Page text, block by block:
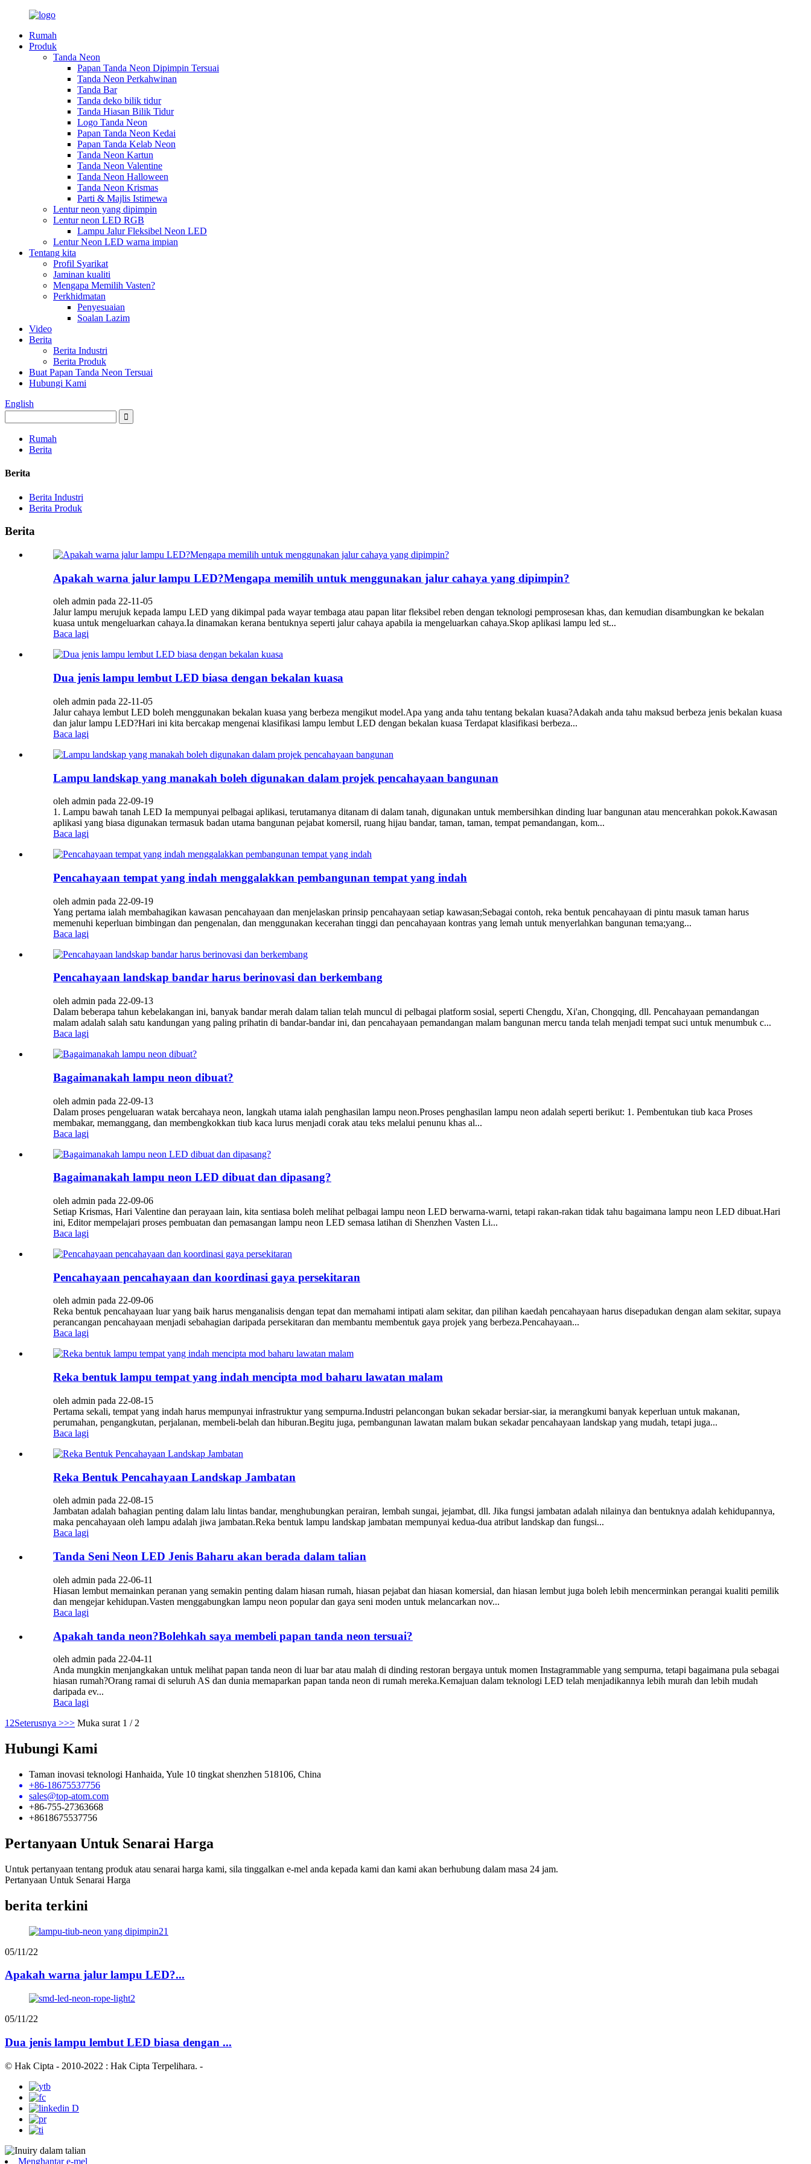
Rumah
Produk
Tanda Neon
Papan Tanda Neon Dipimpin Tersuai
Tanda Neon Perkahwinan
Tanda Bar
Tanda deko bilik tidur
Tanda Hiasan Bilik Tidur
Logo Tanda Neon
Papan Tanda Neon Kedai
Papan Tanda Kelab Neon
Tanda Neon Kartun
Tanda Neon Valentine
Tanda Neon Halloween
Tanda Neon Krismas
Parti & Majlis Istimewa
Lentur neon yang dipimpin
Lentur neon LED RGB
Lampu Jalur Fleksibel Neon LED
Lentur Neon LED warna impian
Tentang kita
Profil Syarikat
Jaminan kualiti
Mengapa Memilih Vasten?
Perkhidmatan
Penyesuaian
Soalan Lazim
Video
Berita
Berita Industri
Berita Produk
Buat Papan Tanda Neon Tersuai
Hubungi Kami
English
Rumah
Berita
Berita
Berita Industri
Berita Produk
Berita
Apakah warna jalur lampu LED?Mengapa memilih untuk menggunakan jalur cahaya yang dipimpin?
oleh admin pada 22-11-05
Jalur lampu merujuk kepada lampu LED yang dikimpal pada wayar tembaga atau papan litar fleksibel reben dengan teknologi pemprosesan khas, dan kemudian disambungkan ke bekalan
kuasa untuk mengeluarkan cahaya.Ia dinamakan kerana bentuknya seperti jalur cahaya apabila ia mengeluarkan cahaya.Skop aplikasi lampu led st...
Baca lagi
Dua jenis lampu lembut LED biasa dengan bekalan kuasa
oleh admin pada 22-11-05
Jalur cahaya lembut LED boleh menggunakan bekalan kuasa yang berbeza mengikut model.Apa yang anda tahu tentang bekalan kuasa?Adakah anda tahu maksud berbeza jenis bekalan kuasa
dan jalur lampu LED?Hari ini kita bercakap mengenai klasifikasi lampu lembut LED dengan bekalan kuasa Terdapat klasifikasi berbeza...
Baca lagi
Lampu landskap yang manakah boleh digunakan dalam projek pencahayaan bangunan
oleh admin pada 22-09-19
1. Lampu bawah tanah LED Ia mempunyai pelbagai aplikasi, terutamanya ditanam di dalam tanah, digunakan untuk membersihkan dinding luar bangunan atau mencerahkan pokok.Kawasan
aplikasi yang biasa digunakan termasuk badan utama bangunan pejabat komersil, ruang hijau bandar, taman, taman, tempat pemandangan, kom...
Baca lagi
Pencahayaan tempat yang indah menggalakkan pembangunan tempat yang indah
oleh admin pada 22-09-19
Yang pertama ialah membahagikan kawasan pencahayaan dan menjelaskan prinsip pencahayaan setiap kawasan;Sebagai contoh, reka bentuk pencahayaan di pintu masuk taman harus
memenuhi keperluan bimbingan dan pengenalan, dan menggunakan kecerahan tinggi dan pencahayaan kontras yang lemah untuk menyerlahkan bangunan tema;yang...
Baca lagi
Pencahayaan landskap bandar harus berinovasi dan berkembang
oleh admin pada 22-09-13
Dalam beberapa tahun kebelakangan ini, banyak bandar merah dalam talian telah muncul di pelbagai platform sosial, seperti Chengdu, Xi'an, Chongqing, dll. Pencahayaan pemandangan
malam adalah salah satu kandungan yang paling prihatin di bandar-bandar ini, dan pencahayaan pemandangan malam bangunan mercu tanda telah menjadi tempat suci untuk menumbuk c...
Baca lagi
Bagaimanakah lampu neon dibuat?
oleh admin pada 22-09-13
Dalam proses pengeluaran watak bercahaya neon, langkah utama ialah penghasilan lampu neon.Proses penghasilan lampu neon adalah seperti berikut: 1. Pembentukan tiub kaca Proses
membakar, memanggang, dan membengkokkan tiub kaca lurus menjadi corak atau teks melalui penunu khas al...
Baca lagi
Bagaimanakah lampu neon LED dibuat dan dipasang?
oleh admin pada 22-09-06
Setiap Krismas, Hari Valentine dan perayaan lain, kita sentiasa boleh melihat pelbagai lampu neon LED berwarna-warni, tetapi rakan-rakan tidak tahu bagaimana lampu neon LED dibuat.Hari
ini, Editor mempelajari proses pembuatan dan pemasangan lampu neon LED semasa latihan di Shenzhen Vasten Li...
Baca lagi
Pencahayaan pencahayaan dan koordinasi gaya persekitaran
oleh admin pada 22-09-06
Reka bentuk pencahayaan luar yang baik harus menganalisis dengan tepat dan memahami intipati alam sekitar, dan pilihan kaedah pencahayaan harus disepadukan dengan alam sekitar, supaya
perancangan pencahayaan menjadi sebahagian daripada persekitaran dan membantu membentuk gaya projek yang berbeza.Pencahayaan...
Baca lagi
Reka bentuk lampu tempat yang indah mencipta mod baharu lawatan malam
oleh admin pada 22-08-15
Pertama sekali, tempat yang indah harus mempunyai infrastruktur yang sempurna.Industri pelancongan bukan sekadar bersiar-siar, ia merangkumi banyak keperluan untuk makanan,
perumahan, pengangkutan, perjalanan, membeli-belah dan hiburan.Begitu juga, pembangunan lawatan malam bukan sekadar pencahayaan landskap yang mudah, tetapi juga...
Baca lagi
Reka Bentuk Pencahayaan Landskap Jambatan
oleh admin pada 22-08-15
Jambatan adalah bahagian penting dalam lalu lintas bandar, menghubungkan perairan, lembah sungai, jejambat, dll. Jika fungsi jambatan adalah nilainya dan bentuknya adalah kehidupannya,
maka pencahayaan oleh lampu adalah jiwa jambatan.Reka bentuk lampu landskap jambatan mempunyai kedua-dua atribut landskap dan fungsi...
Baca lagi
Tanda Seni Neon LED Jenis Baharu akan berada dalam talian
oleh admin pada 22-06-11
Hiasan lembut memainkan peranan yang semakin penting dalam hiasan rumah, hiasan pejabat dan hiasan komersial, dan hiasan lembut juga boleh lebih mencerminkan perangai kualiti pemilik
dan mengejar kehidupan.Vasten menggabungkan lampu neon popular dan gaya seni moden untuk melancarkan nov...
Baca lagi
Apakah tanda neon?Bolehkah saya membeli papan tanda neon tersuai?
oleh admin pada 22-04-11
Anda mungkin menjangkakan untuk melihat papan tanda neon di luar bar atau malah di dinding restoran bergaya untuk momen Instagrammable yang sempurna, tetapi bagaimana pula sebagai
hiasan rumah?Orang ramai di seluruh AS dan dunia memaparkan papan tanda neon di rumah mereka.Kemajuan dalam teknologi LED telah menjadikannya lebih murah dan lebih mudah
daripada ev...
Baca lagi
1 2Seterusnya >>> Muka surat 1 / 2
Hubungi Kami
Taman inovasi teknologi Hanhaida, Yule 10 tingkat shenzhen 518106, China
+86-18675537756
sales@top-atom.com
+86-755-27363668
+8618675537756
Pertanyaan Untuk Senarai Harga
Untuk pertanyaan tentang produk atau senarai harga kami, sila tinggalkan e-mel anda kepada kami dan kami akan berhubung dalam masa 24 jam.
Pertanyaan Untuk Senarai Harga
berita terkini
05/11/22
Apakah warna jalur lampu LED?...
05/11/22
Dua jenis lampu lembut LED biasa dengan ...
© Hak Cipta - 2010-2022 : Hak Cipta Terpelihara. -
Menghantar e-mel